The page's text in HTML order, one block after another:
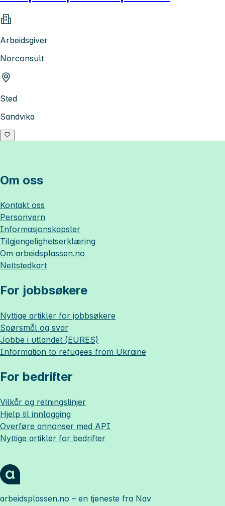
Arbeidsgiver
Norconsult
Sted
Sandvika
Om oss
Kontakt oss
Personvern
Informasjonskapsler
Tilgjengelighetserklæring
Om arbeidsplassen.no
Nettstedkart
For jobbsøkere
Nyttige artikler for jobbsøkere
Spørsmål og svar
Jobbe i utlandet (EURES)
Information to refugees from Ukraine
For bedrifter
Vilkår og retningslinjer
Hjelp til innlogging
Overføre annonser med API
Nyttige artikler for bedrifter
arbeidsplassen.no – en tjeneste fra Nav